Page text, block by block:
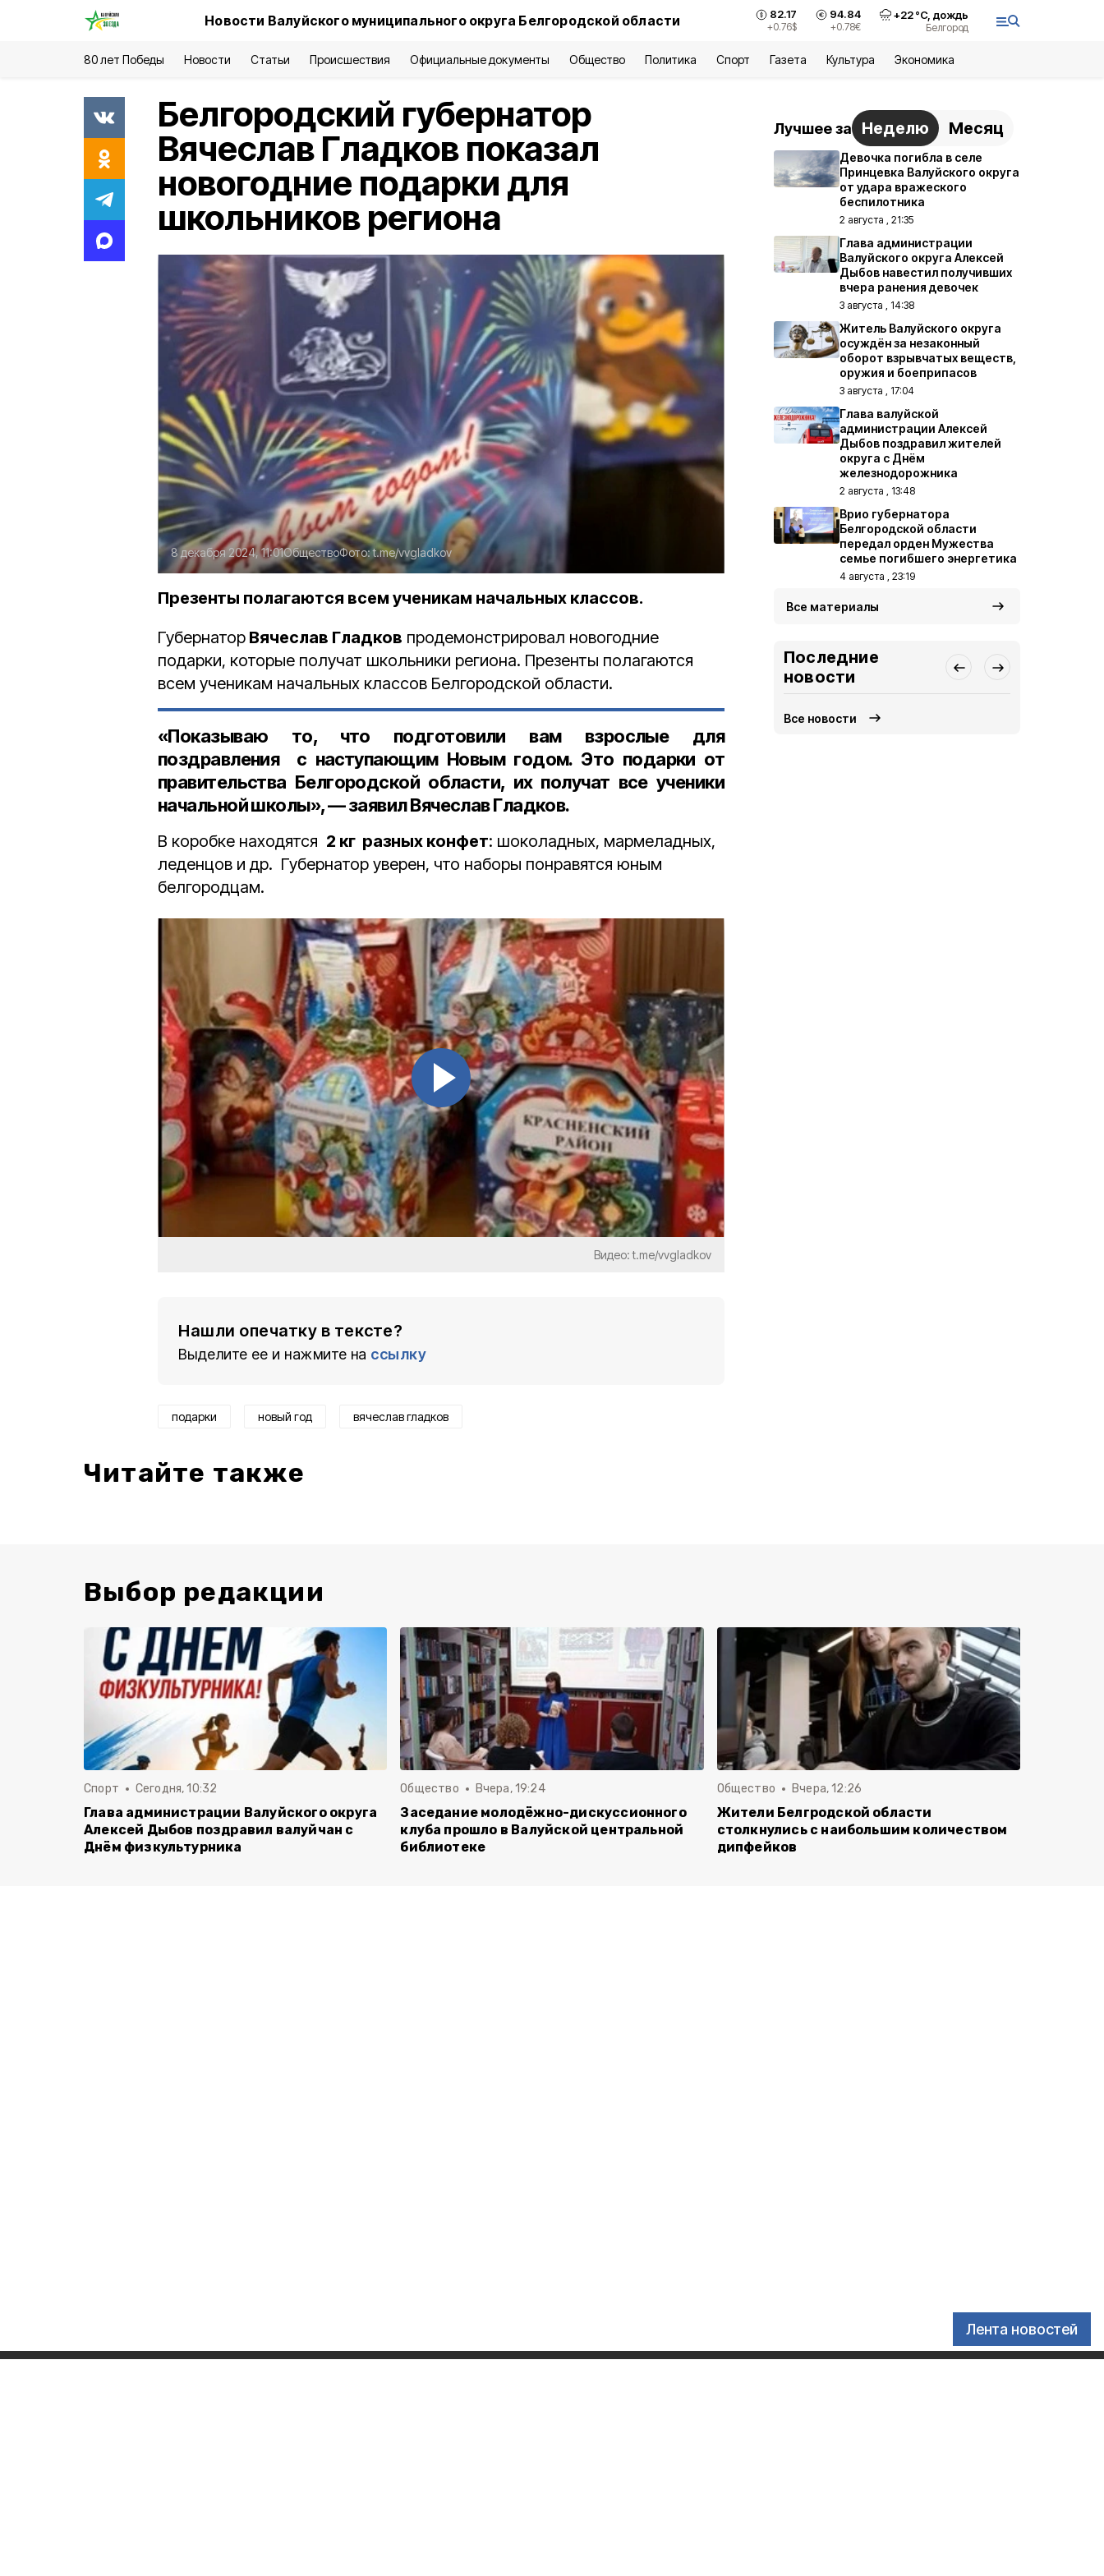
Новости Валуйского муниципального округа Белгородской области 82.17
+0.76$
94.84
+0.78€
+22°С, дождь
Белгород
80 лет Победы Новости Статьи Происшествия Официальные документы Общество Политика Спорт Газета Культура Экономика
Лента новостей
Белгородский губернатор
Вячеслав Гладков показал
новогодние подарки для
школьников региона
8 декабря 2024, 11:01ОбществоФото:t.me/vvgladkov
Презенты полагаются всем ученикам начальных классов.
Губернатор Вячеслав Гладков продемонстрировал новогодние
подарки, которые получат школьники региона. Презенты полагаются
всем ученикам начальных классов Белгородской области.
«Показываю то, что подготовили вам взрослые для
поздравления с наступающим Новым годом. Это подарки от
правительства Белгородской области, их получат все ученики
начальной школы», — заявил Вячеслав Гладков.
В коробке находятся 2 кг разных конфет: шоколадных, мармеладных,
леденцов и др. Губернатор уверен, что наборы понравятся юным
белгородцам.
Видео: t.me/vvgladkov
Нашли опечатку в тексте?
Выделите ее и нажмите на ссылку
подарки новый год вячеслав гладков
Читайте также
Лучшее за Неделю Месяц
Девочка погибла в селе
Принцевка Валуйского округа
от удара вражеского
беспилотника
2 августа , 21:35
Глава администрации
Валуйского округа Алексей
Дыбов навестил получивших
вчера ранения девочек
3 августа , 14:38
Житель Валуйского округа
осуждён за незаконный
оборот взрывчатых веществ,
оружия и боеприпасов
3 августа , 17:04
Глава валуйской
администрации Алексей
Дыбов поздравил жителей
округа с Днём
железнодорожника
2 августа , 13:48
Врио губернатора
Белгородской области
передал орден Мужества
семье погибшего энергетика
4 августа , 23:19
Все материалы
Последние
новости
Все новости
Выбор редакции
Спорт Сегодня, 10:32
Глава администрации Валуйского округа
Алексей Дыбов поздравил валуйчан с
Днём физкультурника
Общество Вчера, 19:24
Заседание молодёжно-дискуссионного
клуба прошло в Валуйской центральной
библиотеке
Общество Вчера, 12:26
Жители Белгродской области
столкнулись с наибольшим количеством
дипфейков